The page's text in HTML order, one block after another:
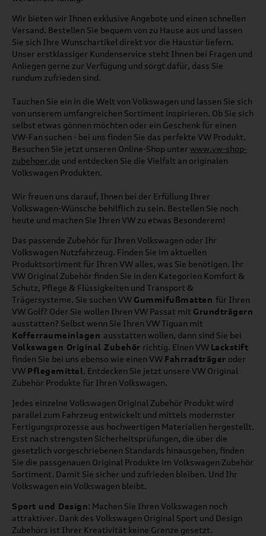
Wir bieten wir Ihnen exklusive Angebote und einen schnellen
Versand. Bestellen Sie bequem von zu Hause aus und lassen
Sie sich Ihre Wunschartikel direkt vor die Haustür liefern.
Unser erstklassiger Kundenservice steht Ihnen bei Fragen und
Anliegen gerne zur Verfügung und sorgt dafür, dass Sie
rundum zufrieden sind.
Tauchen Sie ein in die Welt von Volkswagen und lassen Sie sich
von unserem umfangreichen Sortiment inspirieren. Ob Sie sich
selbst etwas gönnen möchten oder ein Geschenk für einen
VW-Fan suchen - bei uns finden Sie das perfekte VW Produkt.
Besuchen Sie jetzt unseren Online-Shop unter www.vw-shop-
zubehoer.de und entdecken Sie die Vielfalt an originalen
Volkswagen Produkten.
Wir freuen uns darauf, Ihnen bei der Erfüllung Ihrer
Volkswagen-Wünsche behilflich zu sein. Bestellen Sie noch
heute und machen Sie Ihren VW zu etwas Besonderem!
Das passende Zubehör für Ihren Volkswagen oder Ihr
Volkswagen Nutzfahrzeug. Finden Sie im aktuellen
Produktsortiment für Ihren VW alles, was Sie benötigen. Ihr
VW Original Zubehör finden Sie in den Kategorien Komfort &
Schutz, Pflege & Flüssigkeiten und Transport &
Trägersysteme. Sie suchen VW Gummifußmatten für Ihren
VW Golf? Oder Sie wollen Ihren VW Passat mit Grundträgern
ausstatten? Selbst wenn Sie Ihren VW Tiguan mit
Kofferraumeinlagen ausstatten wollen, dann sind Sie bei
Volkswagen Original Zubehör richtig. Einen VW Lackstift
finden Sie bei uns ebenso wie einen VW Fahrradträger oder
VW Pflegemittel. Entdecken Sie jetzt unsere VW Original
Zubehör Produkte für Ihren Volkswagen.
Jedes einzelne Volkswagen Original Zubehör Produkt wird
parallel zum Fahrzeug entwickelt und mittels modernster
Fertigungsprozesse aus hochwertigen Materialien hergestellt.
Erst nach strengsten Sicherheitsprüfungen, die über die
gesetzlich vorgeschriebenen Standards hinausgehen, finden
Sie die passgenauen Original Produkte im Volkswagen Zubehör
Sortiment. Damit Sie sicher und zufrieden bleiben. Und Ihr
Volkswagen ein Volkswagen bleibt.
Sport und Design: Machen Sie Ihren Volkswagen noch
attraktiver. Dank des Volkswagen Original Sport und Design
Zubehörs ist Ihrer Kreativität keine Grenze gesetzt.